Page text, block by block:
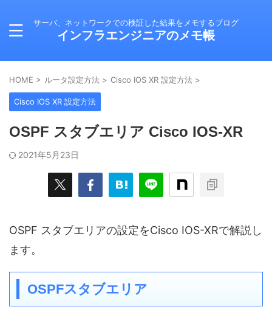
サーバ、ネットワークでの検証した結果をメモするブログ
インフラエンジニアのメモ帳
HOME > ルータ設定方法 > Cisco IOS XR 設定方法 >
Cisco IOS XR 設定方法
OSPF スタブエリア Cisco IOS-XR
2021年5月23日
OSPF スタブエリアの設定をCisco IOS-XRで解説し
ます。
OSPFスタブエリア